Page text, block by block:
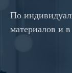
По
материалов и